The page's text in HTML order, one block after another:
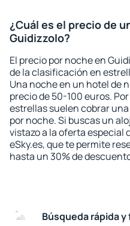
¿Cuál es el precio de
Guidizzolo?
El precio por noche en
de la clasificación en
Una noche en un hotel de
precio de 50-100 euros.
estrellas suelen cobrar
por noche. Si buscas un
vistazo a la oferta especial
eSky.es, que te permite
hasta un 30% de
Búsqueda rápida